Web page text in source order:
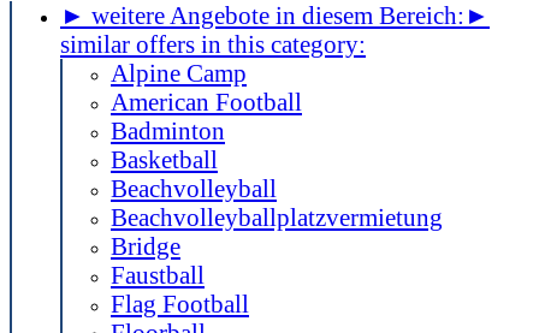
► weitere Angebote in diesem Bereich: ►
similar offers in this category:
Alpine Camp
American Football
Badminton
Basketball
Beachvolleyball
Beachvolleyballplatzvermietung
Bridge
Faustball
Flag Football